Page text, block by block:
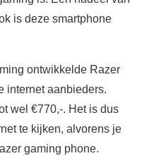
is deze smartphone
ontwikkelde Razer
internet aanbieders.
wel €770,-. Het is dus
te kijken, alvorens je
gaming phone.